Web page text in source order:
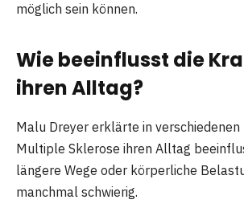
möglich sein können.
Wie beeinflusst die
ihren Alltag?
Malu Dreyer erklärte in verschiedenen
Multiple Sklerose ihren Alltag
längere Wege oder körperliche
manchmal schwierig.